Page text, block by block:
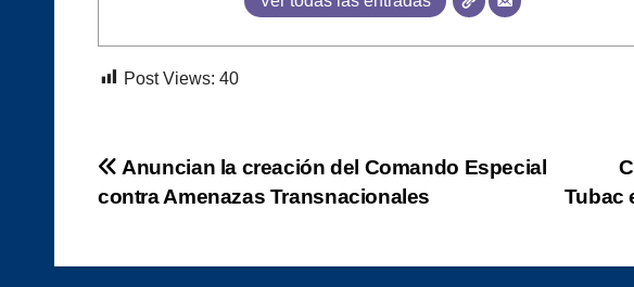
Post Views: 40
Navegación
entradas
Tubac
Anuncian la creación del Comando Especial
contra Amenazas Transnacionales